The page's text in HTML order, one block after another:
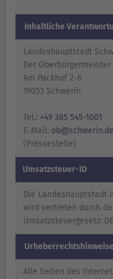
Inhaltliche
Landeshauptstadt
Der Oberbürgermeister
Am Packhof 2-6
19053 Schwerin
Tel.: +49 385 545-1001
E-Mail: ob@schwerin.de
(Pressestelle)
Umsatzsteuer-ID
Die Landeshauptstadt
wird vertreten durch
Umsatzsteuergesetz:
Alle Seiten des